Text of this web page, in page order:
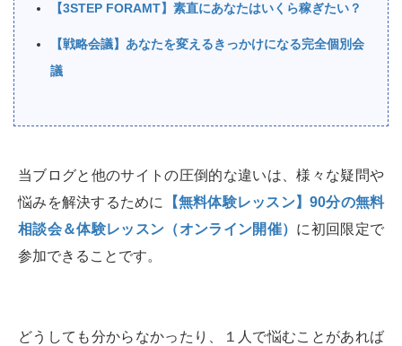
【3STEP FORAMT】素直にあなたはいくら稼ぎたい？
【戦略会議】あなたを変えるきっかけになる完全個別会
議
当ブログと他のサイトの圧倒的な違いは、様々な疑問や
悩みを解決するために
【無料体験レッスン】90分の無料
相談会＆体験レッスン（オンライン開催） に初回限定で
参加できることです。
どうしても分からなかったり、１人で悩むことがあれば